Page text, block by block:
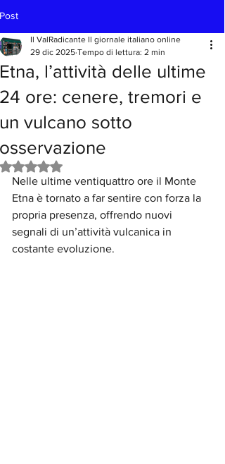
Post
Etna, l’attività delle ultime
24 ore: cenere, tremori e
un vulcano sotto
osservazione
Il ValRadicante Il giornale italiano online
29 dic 2025 Tempo di lettura: 2 min
Valutazione NaN stelle su 5.
Nelle ultime ventiquattro ore il Monte
Etna è tornato a far sentire con forza la
propria presenza, offrendo nuovi
segnali di un’attività vulcanica in
costante evoluzione.